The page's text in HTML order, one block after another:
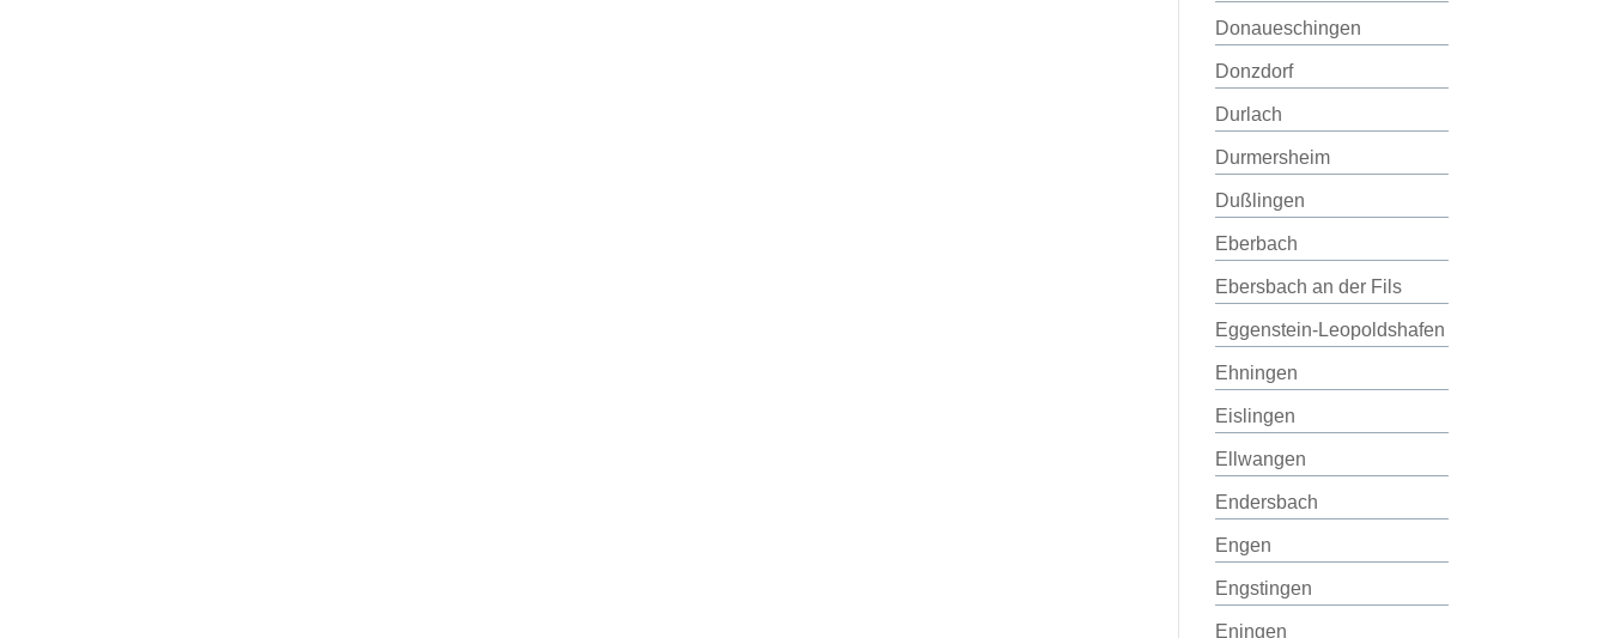
Donaueschingen
Donzdorf
Durlach
Durmersheim
Dußlingen
Eberbach
Ebersbach an der Fils
Eggenstein-Leopoldshafen
Ehningen
Eislingen
Ellwangen
Endersbach
Engen
Engstingen
Eningen